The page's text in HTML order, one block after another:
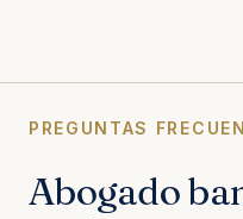
PREGUNTAS
Abogado